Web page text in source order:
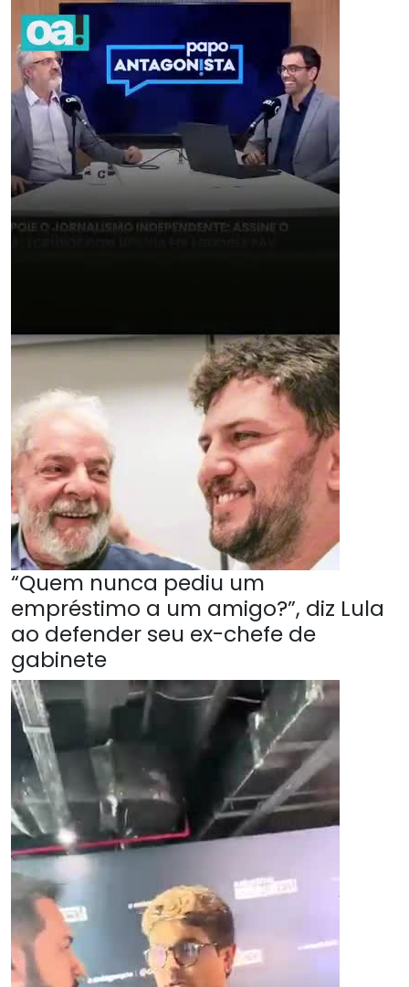
“Quem nunca pediu um
empréstimo a um amigo?”, diz Lula
ao defender seu ex-chefe de
gabinete